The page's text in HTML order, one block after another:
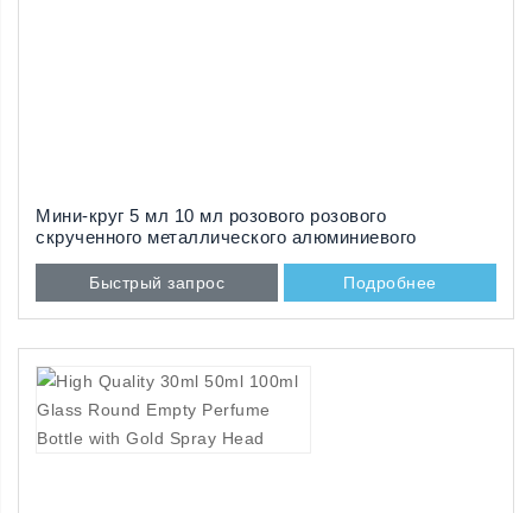
Мини-круг 5 мл 10 мл розового розового
скрученного металлического алюминиевого
атомайзера парфюмерии
Быстрый запрос Подробнее